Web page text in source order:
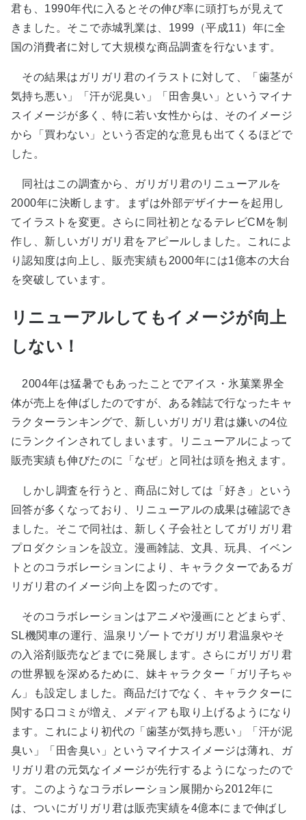
君も、1990年代に入るとその伸び率に頭打ちが見えて
きました。そこで赤城乳業は、1999（平成11）年に全
国の消費者に対して大規模な商品調査を行ないます。
その結果はガリガリ君のイラストに対して、「歯茎が
気持ち悪い」「汗が泥臭い」「田舎臭い」というマイナ
スイメージが多く、特に若い女性からは、そのイメージ
から「買わない」という否定的な意見も出てくるほどで
した。
同社はこの調査から、ガリガリ君のリニューアルを
2000年に決断します。まずは外部デザイナーを起用し
てイラストを変更。さらに同社初となるテレビCMを制
作し、新しいガリガリ君をアピールしました。これによ
り認知度は向上し、販売実績も2000年には1億本の大台
を突破しています。
リニューアルしてもイメージが向上
しない！
2004年は猛暑でもあったことでアイス・氷菓業界全
体が売上を伸ばしたのですが、ある雑誌で行なったキャ
ラクターランキングで、新しいガリガリ君は嫌いの4位
にランクインされてしまいます。リニューアルによって
販売実績も伸びたのに「なぜ」と同社は頭を抱えます。
しかし調査を行うと、商品に対しては「好き」という
回答が多くなっており、リニューアルの成果は確認でき
ました。そこで同社は、新しく子会社としてガリガリ君
プロダクションを設立。漫画雑誌、文具、玩具、イベン
トとのコラボレーションにより、キャラクターであるガ
リガリ君のイメージ向上を図ったのです。
そのコラボレーションはアニメや漫画にとどまらず、
SL機関車の運行、温泉リゾートでガリガリ君温泉やそ
の入浴剤販売などまでに発展します。さらにガリガリ君
の世界観を深めるために、妹キャラクター「ガリ子ちゃ
ん」も設定しました。商品だけでなく、キャラクターに
関する口コミが増え、メディアも取り上げるようになり
ます。これにより初代の「歯茎が気持ち悪い」「汗が泥
臭い」「田舎臭い」というマイナスイメージは薄れ、ガ
リガリ君の元気なイメージが先行するようになったので
す。このようなコラボレーション展開から2012年に
は、ついにガリガリ君は販売実績を4億本にまで伸ばし